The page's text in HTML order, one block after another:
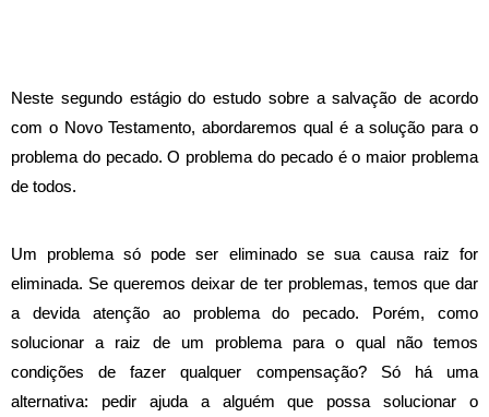
Neste segundo estágio do estudo sobre a salvação de acordo
com o Novo Testamento, abordaremos qual é a solução para o
problema do pecado. O problema do pecado é o maior problema
de todos.
Um problema só pode ser eliminado se sua causa raiz for
eliminada. Se queremos deixar de ter problemas, temos que dar
a devida atenção ao problema do pecado. Porém, como
solucionar a raiz de um problema para o qual não temos
condições de fazer qualquer compensação? Só há uma
alternativa: pedir ajuda a alguém que possa solucionar o